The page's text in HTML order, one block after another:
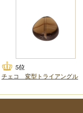
チェコ 変型トライアングル